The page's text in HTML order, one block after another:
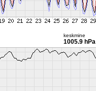
keskmine
1005.9 hPa